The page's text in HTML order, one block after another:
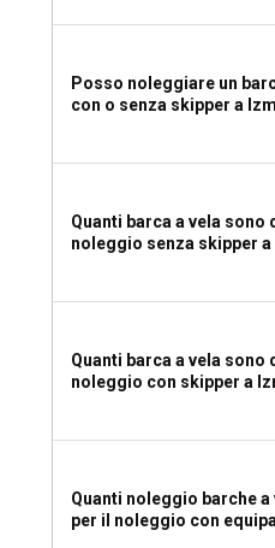
Posso noleggiare un
con o senza skipper a
Quanti barca a vela sono
noleggio senza skipper
Quanti barca a vela sono
noleggio con skipper a
Quanti noleggio barche
per il noleggio con